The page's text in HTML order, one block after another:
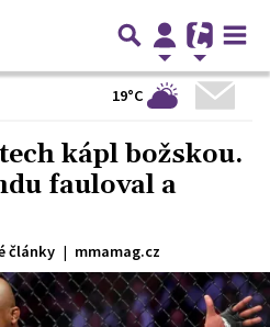
19°C
kápl božskou.
fauloval a
články | mmamag.cz